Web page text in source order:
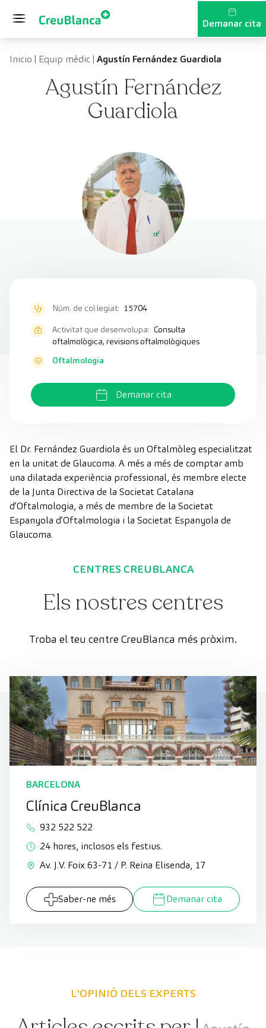
Demanar cita
Inicio | Equip mèdic| Agustín Fernández Guardiola
Agustín Fernández
Guardiola
Núm. de col·legiat: 15704
Activitat que desenvolupa: Consulta
oftalmològica, revisions oftalmològiques
Oftalmologia
Demanar cita
El Dr. Fernández Guardiola és un Oftalmòleg especialitzat
en la unitat de Glaucoma. A més a més de comptar amb
una dilatada experiència professional, és membre electe
de la Junta Directiva de la Societat Catalana
d’Oftalmologia, a més de membre de la Societat
Espanyola d’Oftalmologia i la Societat Espanyola de
Glaucoma.
CENTRES CREUBLANCA
Els nostres centres
Troba el teu centre CreuBlanca més pròxim.
BARCELONA
Clínica CreuBlanca
932 522 522
24 hores, inclosos els festius.
Av. J.V. Foix 63-71 / P. Reina Elisenda, 17
Saber-ne més Demanar cita
L'OPINIÓ DELS EXPERTS